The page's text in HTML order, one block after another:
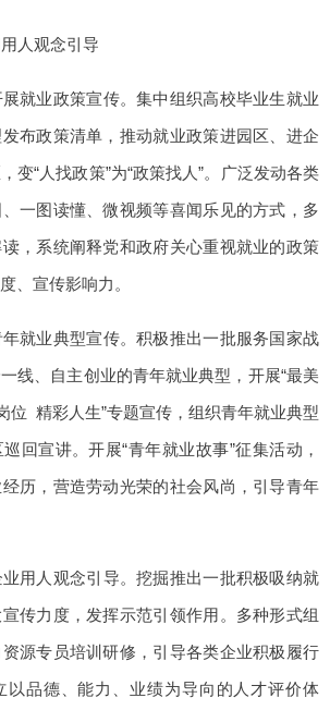
人观念引导
展就业政策宣传。集中组织高校毕业生就业
布政策清单，推动就业政策进园区、进企
变“人找政策”为“政策找人”。广泛发动各类
一图读懂、微视频等喜闻乐见的方式，多
，系统阐释党和政府关心重视就业的政策
、宣传影响力。
年就业典型宣传。积极推出一批服务国家战
线、自主创业的青年就业典型，开展“最美
位 精彩人生”专题宣传，组织青年就业典型
回宣讲。开展“青年就业故事”征集活动，
历，营造劳动光荣的社会风尚，引导青年
业用人观念引导。挖掘推出一批积极吸纳就
传力度，发挥示范引领作用。多种形式组
源专员培训研修，引导各类企业积极履行
以品德、能力、业绩为导向的人才评价体